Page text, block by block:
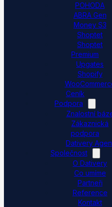
POHODA
ABRA Gen
Money S3
Shoptet
Shoptet
Premium
Upgates
Shopify
Ceník
Podpora
Znalostní
Zákaznická
podpora
Dativery
Společnost
O Dativery
Co umíme
Partneři
Reference
Kontakt